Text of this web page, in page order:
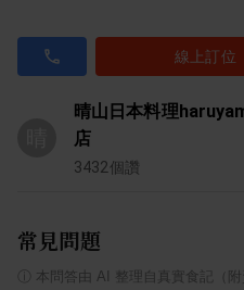
線上訂位
晴山日本料理
店
3432個讚
常見問題
本問答由 AI 整理自真實食記（附